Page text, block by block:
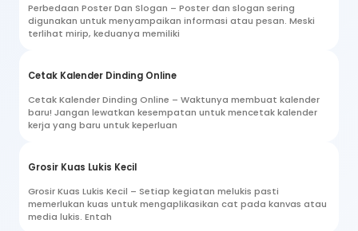
Perbedaan Poster Dan Slogan – Poster dan slogan sering
digunakan untuk menyampaikan informasi atau pesan. Meski
terlihat mirip, keduanya memiliki
Cetak Kalender Dinding Online
Cetak Kalender Dinding Online – Waktunya membuat kalender
baru! Jangan lewatkan kesempatan untuk mencetak kalender
kerja yang baru untuk keperluan
Grosir Kuas Lukis Kecil
Grosir Kuas Lukis Kecil – Setiap kegiatan melukis pasti
memerlukan kuas untuk mengaplikasikan cat pada kanvas atau
media lukis. Entah